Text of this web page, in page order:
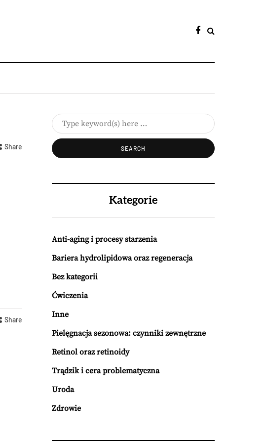
Share
Share
Kategorie
Anti-aging i procesy starzenia
Bariera hydrolipidowa oraz regeneracja
Bez kategorii
Ćwiczenia
Inne
Pielęgnacja sezonowa: czynniki zewnętrzne
Retinol oraz retinoidy
Trądzik i cera problematyczna
Uroda
Zdrowie